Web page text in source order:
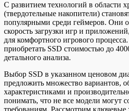
С развитием технологий в области
(твердотельные накопители)
популярными среди геймеров. Они
скорость загрузки игр и
для комфортного игрового
приобретать SSD стоимостью до
детального анализа.
Выбор SSD в указанном ценовом
предложить множество вариантов,
характеристиками и
понимать, что не все модели могут